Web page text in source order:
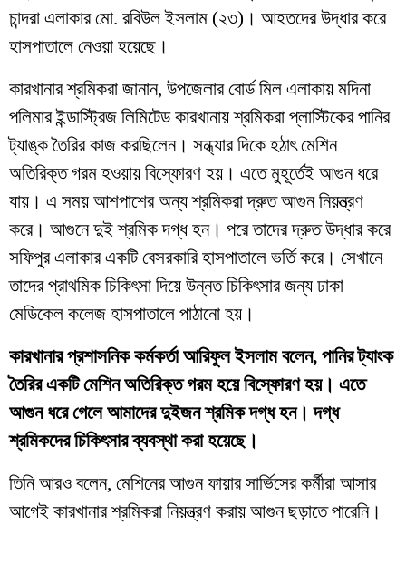
চান্দরা এলাকার মো. রবিউল ইসলাম (২৩)। আহতদের উদ্ধার করে
হাসপাতালে নেওয়া হয়েছে।
কারখানার শ্রমিকরা জানান, উপজেলার বোর্ড মিল এলাকায় মদিনা
পলিমার ইন্ডাস্ট্রিজ লিমিটেড কারখানায় শ্রমিকরা প্লাস্টিকের পানির
ট্যাঙ্ক তৈরির কাজ করছিলেন। সন্ধ্যার দিকে হঠাৎ মেশিন
অতিরিক্ত গরম হওয়ায় বিস্ফোরণ হয়। এতে মুহূর্তেই আগুন ধরে
যায়। এ সময় আশপাশের অন্য শ্রমিকরা দ্রুত আগুন নিয়ন্ত্রণ
করে। আগুনে দুই শ্রমিক দগ্ধ হন। পরে তাদের দ্রুত উদ্ধার করে
সফিপুর এলাকার একটি বেসরকারি হাসপাতালে ভর্তি করে। সেখানে
তাদের প্রাথমিক চিকিৎসা দিয়ে উন্নত চিকিৎসার জন্য ঢাকা
মেডিকেল কলেজ হাসপাতালে পাঠানো হয়।
কারখানার প্রশাসনিক কর্মকর্তা আরিফুল ইসলাম বলেন, পানির ট্যাংক
তৈরির একটি মেশিন অতিরিক্ত গরম হয়ে বিস্ফোরণ হয়। এতে
আগুন ধরে গেলে আমাদের দুইজন শ্রমিক দগ্ধ হন। দগ্ধ
শ্রমিকদের চিকিৎসার ব্যবস্থা করা হয়েছে।
তিনি আরও বলেন, মেশিনের আগুন ফায়ার সার্ভিসের কর্মীরা আসার
আগেই কারখানার শ্রমিকরা নিয়ন্ত্রণ করায় আগুন ছড়াতে পারেনি।